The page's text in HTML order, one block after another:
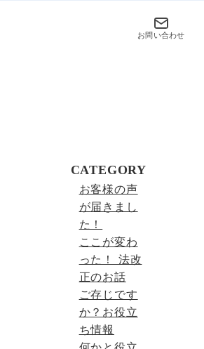
お問い合わせ
CATEGORY
お客様の声
が届きまし
た！
ここが変わ
った！ 法改
正のお話
ご存じです
か？お役立
ち情報